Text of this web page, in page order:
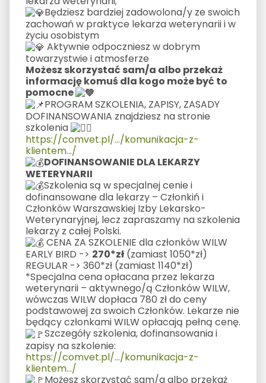
Będziesz bardziej zadowolona/y ze swoich
zachowań w praktyce lekarza weterynarii i w
życiu osobistym
Aktywnie odpoczniesz w dobrym
towarzystwie i atmosferze
Możesz skorzystać sam/a albo przekaż
informację komuś dla kogo może być to
pomocne
PROGRAM SZKOLENIA, ZAPISY, ZASADY
DOFINANSOWANIA znajdziesz na stronie
szkolenia
https://comvet.pl/.../komunikacja-z-
klientem.../
DOFINANSOWANIE DLA LEKARZY
WETERYNARII
Szkolenia są w specjalnej cenie i
dofinansowane dla lekarzy – Członkiń i
Członków Warszawskiej Izby Lekarsko-
Weterynaryjnej, lecz zapraszamy na szkolenia
lekarzy z całej Polski.
CENA ZA SZKOLENIE dla członków WILW
EARLY BIRD -> 270*zł(zamiast 1050*zł)
REGULAR -> 360*zł (zamiast 1140*zł)
*Specjalna cena opłacana przez lekarza
weterynarii – aktywnego/ą Członków WILW,
wówczas WILW dopłaca 780 zł do ceny
podstawowej za swoich Członków. Lekarze nie
będący członkami WILW opłacają pełną cenę.
Szczegóły szkolenia, dofinansowania i
zapisy na szkolenie:
https://comvet.pl/.../komunikacja-z-
klientem.../
Możesz skorzystać sam/a albo przekaż